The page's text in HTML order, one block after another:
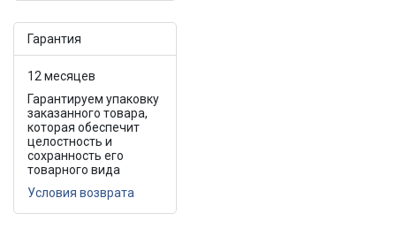
Гарантия
12 месяцев
Гарантируем упаковку
заказанного товара,
которая обеспечит
целостность и
сохранность его
товарного вида
Условия возврата